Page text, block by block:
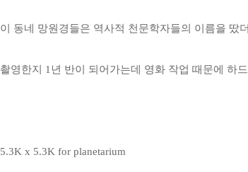
이 동네 망원경들은 역사적 천문학자들의 이름을 땄
촬영한지 1년 반이 되어가는데 영화 작업 때문에 하
5.3K x 5.3K for planetarium